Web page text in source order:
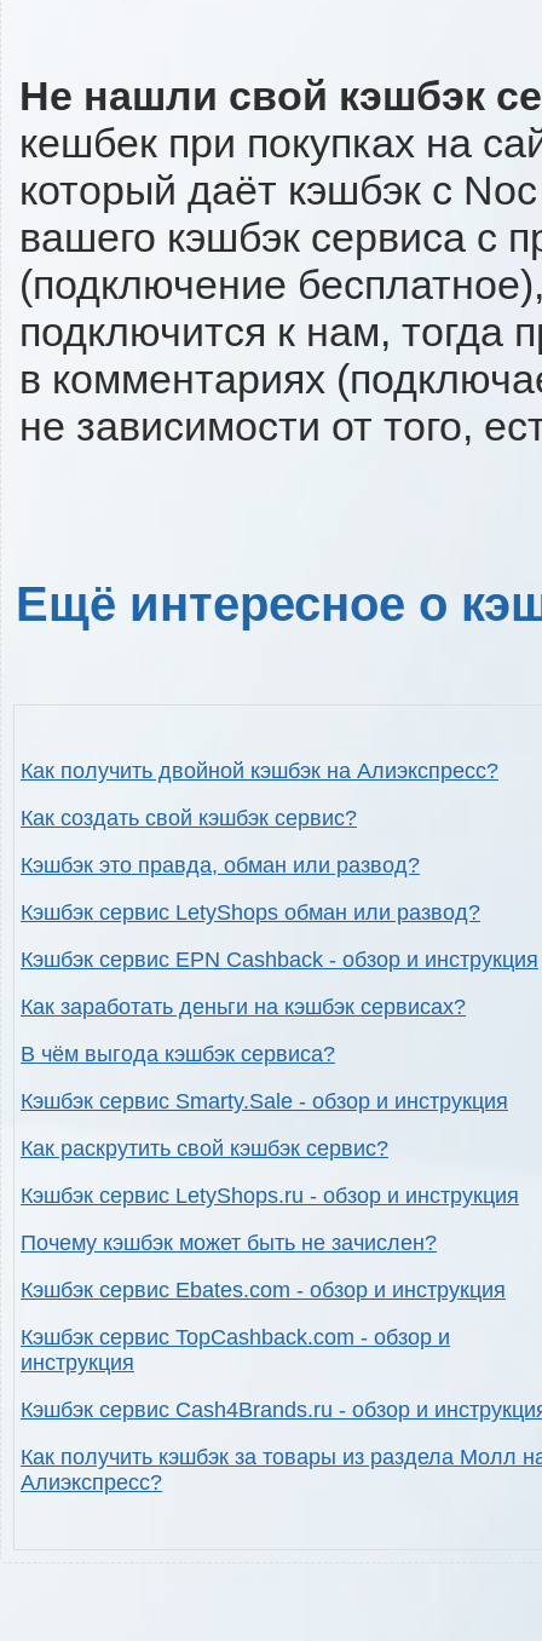
Не нашли свой кэшбэк
кешбек при покупках на
который даёт кэшбэк с
вашего кэшбэк сервиса с
(подключение
подключится к нам, тогда
в комментариях
не зависимости от того,
Ещё интересное о
Как получить двойной кэшбэк на Алиэкспресс?
Как создать свой кэшбэк сервис?
Кэшбэк это правда, обман или развод?
Кэшбэк сервис LetyShops обман или развод?
Кэшбэк сервис EPN Cashback - обзор и инструкция
Как заработать деньги на кэшбэк сервисах?
В чём выгода кэшбэк сервиса?
Кэшбэк сервис Smarty.Sale - обзор и инструкция
Как раскрутить свой кэшбэк сервис?
Кэшбэк сервис LetyShops.ru - обзор и инструкция
Почему кэшбэк может быть не зачислен?
Кэшбэк сервис Ebates.com - обзор и инструкция
Кэшбэк сервис TopCashback.com - обзор и
инструкция
Кэшбэк сервис Cash4Brands.ru - обзор и
Как получить кэшбэк за товары из раздела Молл
Алиэкспресс?